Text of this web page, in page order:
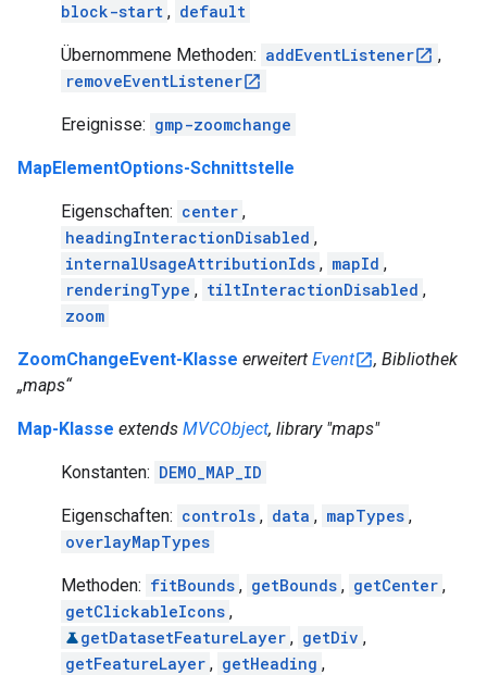
block-start , default
Übernommene Methoden: addEventListener
,
removeEventListener
Ereignisse: gmp-zoomchange
MapElementOptions-Schnittstelle
Eigenschaften: center ,
headingInteractionDisabled ,
internalUsageAttributionIds , mapId ,
renderingType , tiltInteractionDisabled ,
zoom
ZoomChangeEvent-Klasse erweitert Event
, Bibliothek
„maps“
Map-Klasse extends MVCObject, library "maps"
Konstanten: DEMO_MAP_ID
Eigenschaften: controls , data , mapTypes ,
overlayMapTypes
Methoden: fitBounds , getBounds , getCenter ,
getClickableIcons ,
getDatasetFeatureLayer , getDiv ,
getFeatureLayer , getHeading ,